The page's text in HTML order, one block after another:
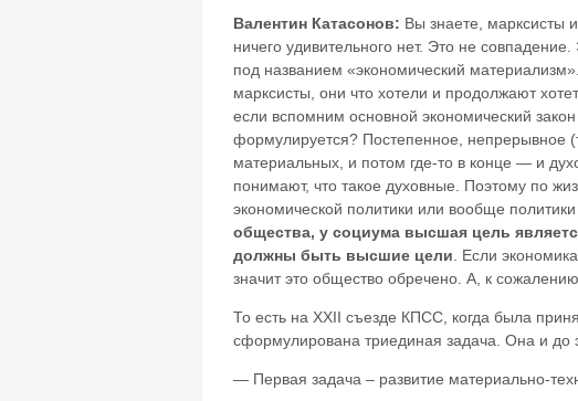
Валентин Катасонов: Вы знаете, марксисты
ничего удивительного нет. Это не
под названием «экономический
марксисты, они что хотели и продолжают
если вспомним основной экономический
формулируется? Постепенное, непрерывное
материальных, и потом где-то в конце — и
понимают, что такое духовные. Поэтому по
экономической политики или вообще
общества, у социума высшая цель
должны быть высшие цели . Если
значит это общество обречено. А, к
То есть на XXII съезде КПСС, когда была
сформулирована триединая задача. Она и до
— Первая задача – развитие материально-